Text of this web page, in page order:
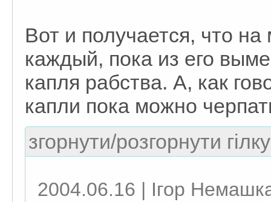
Вот и получается, что
каждый, пока из его
капля рабства. А, как
капли пока можно
згорнути/розгорнути
2004.06.16 | Ігор